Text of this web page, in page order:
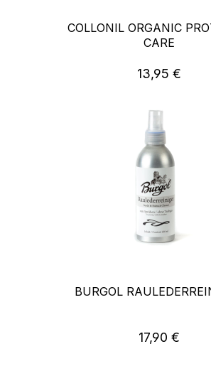
COLLONIL ORGANIC
CARE
Regulärer Preis:
13,95 €
BURGOL
Regulärer Preis:
17,90 €